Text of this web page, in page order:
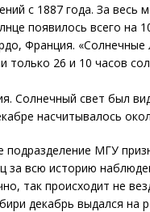
с 1887 года. За весь
появилось всего на
Франция. «Солнечные
только 26 и 10 часов
Солнечный свет был
насчитывалось
подразделение МГУ
за всю историю
так происходит не
декабрь выдался на